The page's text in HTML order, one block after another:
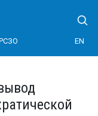
EN
Демократической